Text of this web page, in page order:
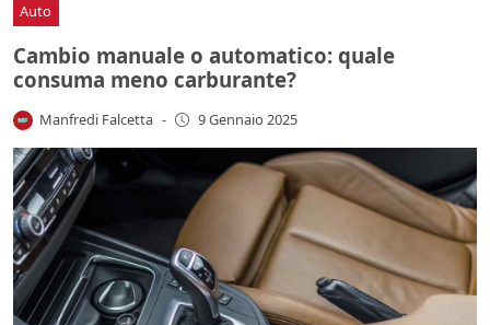
Auto
Cambio manuale o automatico: quale
consuma meno carburante?
Manfredi Falcetta - 9 Gennaio 2025